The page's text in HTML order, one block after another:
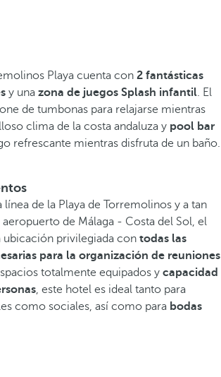
Playa cuenta con 2 fantásticas
y una zona de juegos Splash infantil. El
de tumbonas para relajarse mientras
clima de la costa andaluza y pool bar
refrescante mientras disfruta de un baño.
de la Playa de Torremolinos y a tan
de Málaga - Costa del Sol, el
ubicación privilegiada con todas las
para la organización de reuniones
totalmente equipados y capacidad
, este hotel es ideal tanto para
como sociales, así como para bodas